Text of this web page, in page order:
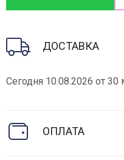
ДОСТАВКА
Сегодня 10.08.2026 от 30
ОПЛАТА